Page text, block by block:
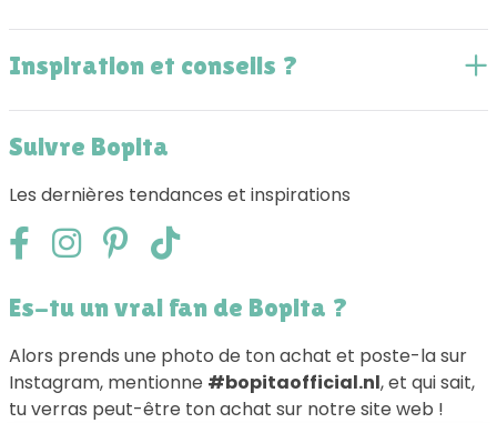
Inspiration et conseils ?
Suivre Bopita
Les dernières tendances et inspirations
Es-tu un vrai fan de Bopita ?
Alors prends une photo de ton achat et poste-la sur
Instagram, mentionne #bopitaofficial.nl, et qui sait,
tu verras peut-être ton achat sur notre site web !